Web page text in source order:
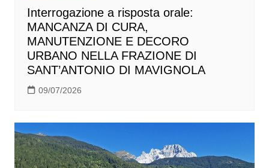
Interrogazione a risposta orale:
MANCANZA DI CURA,
MANUTENZIONE E DECORO
URBANO NELLA FRAZIONE DI
SANT’ANTONIO DI MAVIGNOLA
09/07/2026